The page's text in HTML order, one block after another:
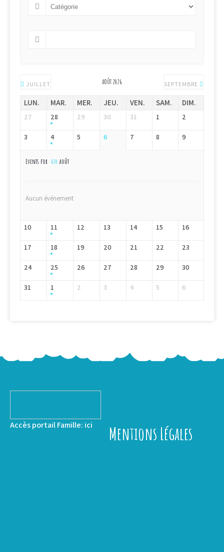
JUILLET AOÛT 2026 SEPTEMBRE
LUN. MAR. MER. JEU. VEN. SAM. DIM.
27 28 29 30 31 1 2
3 4 5 6 7 8 9
Events for 6th août
Aucun événement
10 11 12 13 14 15 16
17 18 19 20 21 22 23
24 25 26 27 28 29 30
31 1 2 3 4 5 6
Accès portail Famille: ici Mentions Légales